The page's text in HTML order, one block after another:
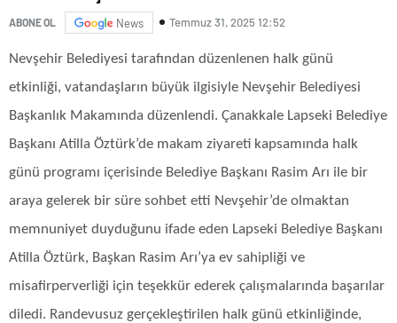
ABONE OL News Temmuz 31, 2025 12:52
Nevşehir Belediyesi tarafından düzenlenen halk günü
etkinliği, vatandaşların büyük ilgisiyle Nevşehir Belediyesi
Başkanlık Makamında düzenlendi. Çanakkale Lapseki Belediye
Başkanı Atilla Öztürk’de makam ziyareti kapsamında halk
günü programı içerisinde Belediye Başkanı Rasim Arı ile bir
araya gelerek bir süre sohbet etti Nevşehir’de olmaktan
memnuniyet duyduğunu ifade eden Lapseki Belediye Başkanı
Atilla Öztürk, Başkan Rasim Arı’ya ev sahipliği ve
misafirperverliği için teşekkür ederek çalışmalarında başarılar
diledi. Randevusuz gerçekleştirilen halk günü etkinliğinde,